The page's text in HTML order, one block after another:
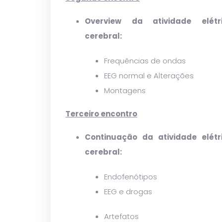
Overview da atividade
cerebral:
Frequências de ondas
EEG normal e Alterações
Montagens
Terceiro encontro
Continuação da atividade
cerebral:
Endofenótipos
EEG e drogas
Artefatos